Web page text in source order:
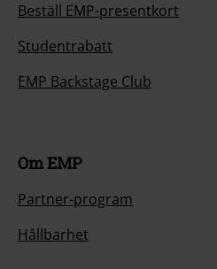
Beställ EMP-presentkort
Studentrabatt
EMP Backstage Club
Om EMP
Partner-program
Hållbarhet